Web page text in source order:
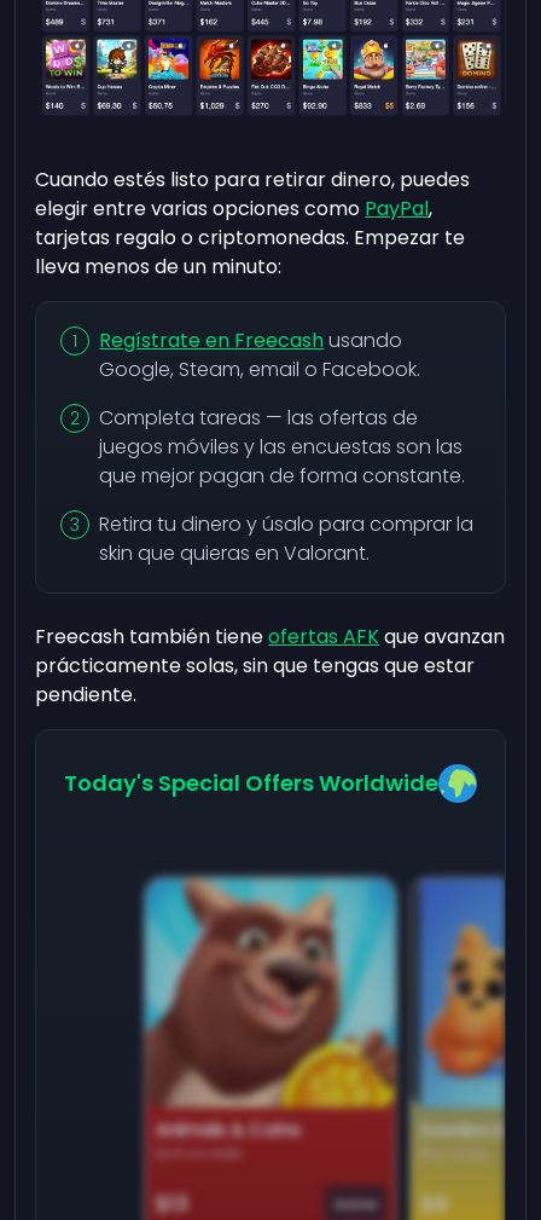
Cuando estés listo para retirar dinero, puedes
elegir entre varias opciones como PayPal,
tarjetas regalo o criptomonedas. Empezar te
lleva menos de un minuto:
Regístrate en Freecashusando
Google, Steam, email o Facebook.
Completa tareas — las ofertas de
juegos móviles y las encuestas son las
que mejor pagan de forma constante.
Retira tu dinero y úsalo para comprar la
skin que quieras en Valorant.
Freecash también tieneofertas AFKque avanzan
prácticamente solas, sin que tengas que estar
pendiente.
Today's Special Offers Worldwide
Animals & Coins
$13 Game
Domino
$9